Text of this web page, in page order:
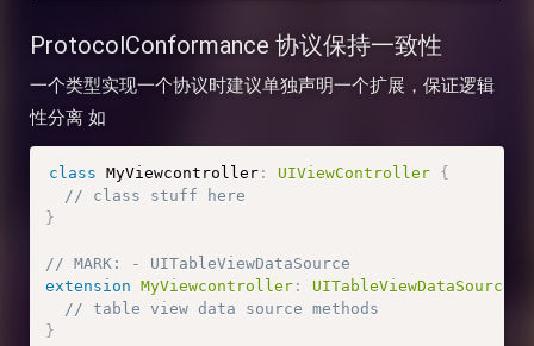
ProtocolConformance 协议保持一致性
一个类型实现一个协议时建议单独声明一个扩展，保证逻辑
性分离 如
class MyViewcontroller : UIViewController {
// class stuff here
}
// MARK: - UITableViewDataSource
extension MyViewcontroller : UITableViewDataSource
// table view data source methods
}